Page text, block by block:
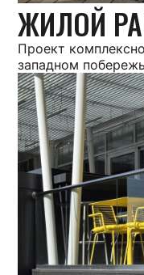
ЖИЛОЙ
Проект
западном